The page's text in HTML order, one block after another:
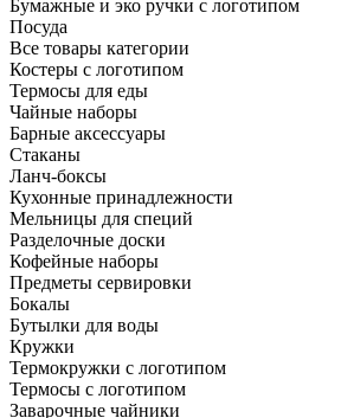
Бумажные и эко ручки с логотипом
Посуда
Все товары категории
Костеры с логотипом
Термосы для еды
Чайные наборы
Барные аксессуары
Стаканы
Ланч-боксы
Кухонные принадлежности
Мельницы для специй
Разделочные доски
Кофейные наборы
Предметы сервировки
Бокалы
Бутылки для воды
Кружки
Термокружки с логотипом
Термосы с логотипом
Заварочные чайники